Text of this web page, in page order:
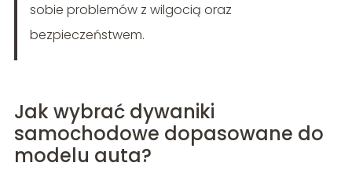
sobie problemów z wilgocią oraz
bezpieczeństwem.
Jak wybrać dywaniki
samochodowe dopasowane do
modelu auta?